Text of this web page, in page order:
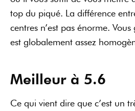
top du piqué. La différence
centres n’est pas énorme.
est globalement assez
Meilleur à 5.6
Ce qui vient dire que c’est un